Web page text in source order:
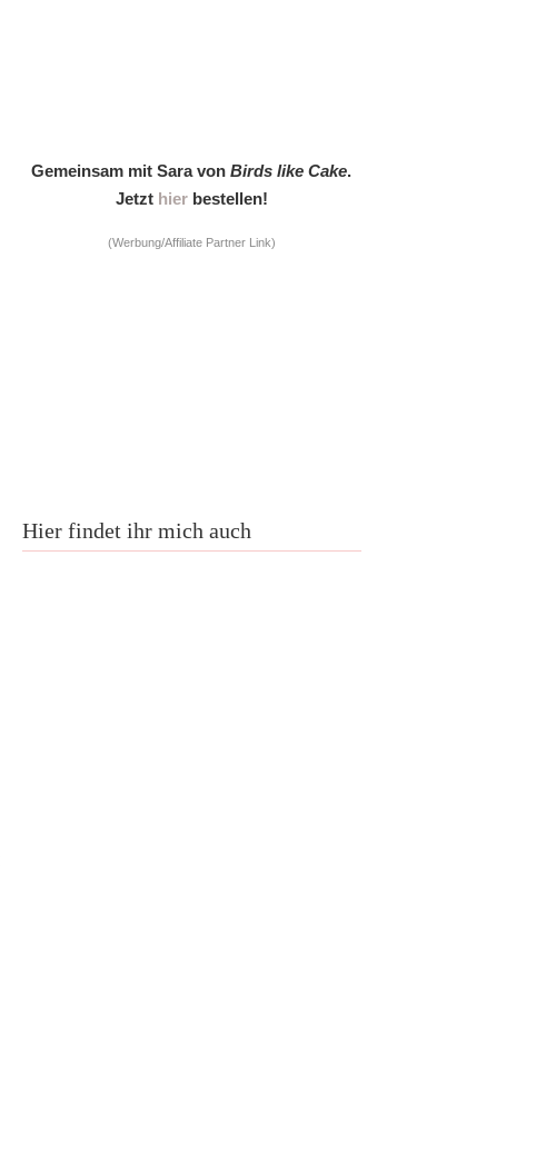
Gemeinsam mit Sara vonBirds like Cake.
Jetzt hierbestellen!
(Werbung/Affiliate Partner Link)
Hier findet ihr mich auch